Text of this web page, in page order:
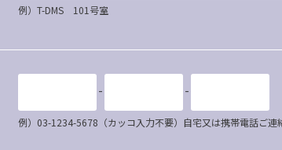
例）T-DMS 101号室
- -
例）03-1234-5678（カッコ入力不要）自宅又は携帯電話ご